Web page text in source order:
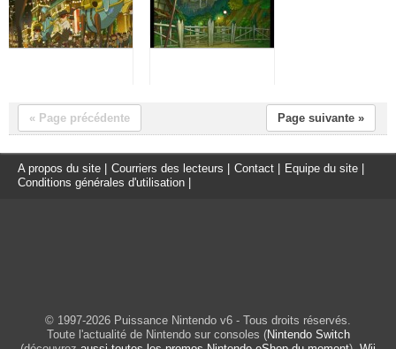
« Page précédente Page suivante »
A propos du site Courriers des lecteurs Contact Equipe du site
Conditions générales d'utilisation
© 1997-2026 Puissance Nintendo v6 - Tous droits réservés.
Toute l'actualité de Nintendo sur consoles (Nintendo Switch